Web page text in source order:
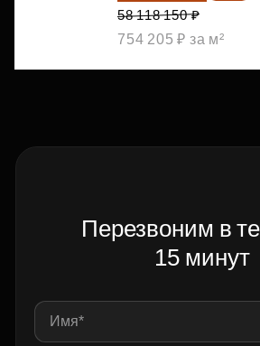
58 118 150 ₽
754 205 ₽ за м²
Перезвоним в
15 минут